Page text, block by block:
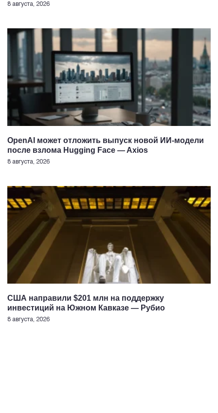
8 августа, 2026
OpenAI может отложить выпуск новой ИИ-модели
после взлома Hugging Face — Axios
8 августа, 2026
США направили $201 млн на поддержку
инвестиций на Южном Кавказе — Рубио
8 августа, 2026